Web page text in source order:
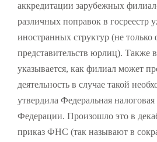
аккредитации зарубежных
различных поправок в госреестр
иностранных структур (не
представительств юрлиц). Также
указывается, как филиал может
деятельность в случае такой
утвердила Федеральная
Федерации. Произошло это в
приказ ФНС (так называют в